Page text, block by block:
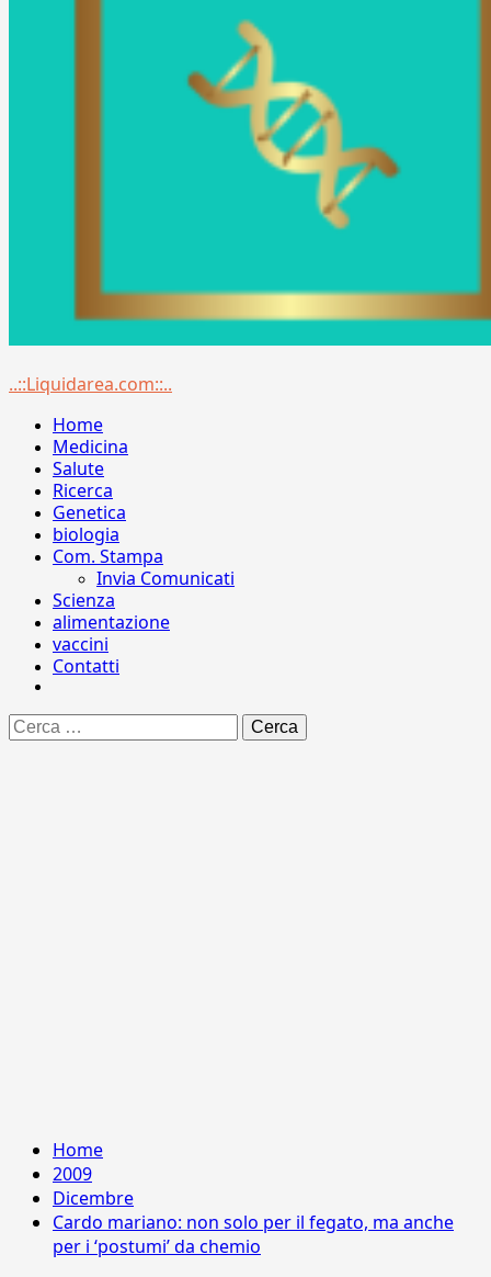
Menu
..::Liquidarea.com::..
Home
Medicina
Salute
Ricerca
Genetica
biologia
Com. Stampa
Invia Comunicati
Scienza
alimentazione
vaccini
Contatti
Ricerca
per:
Home
2009
Dicembre
Cardo mariano: non solo per il fegato, ma anche
per i ‘postumi’ da chemio